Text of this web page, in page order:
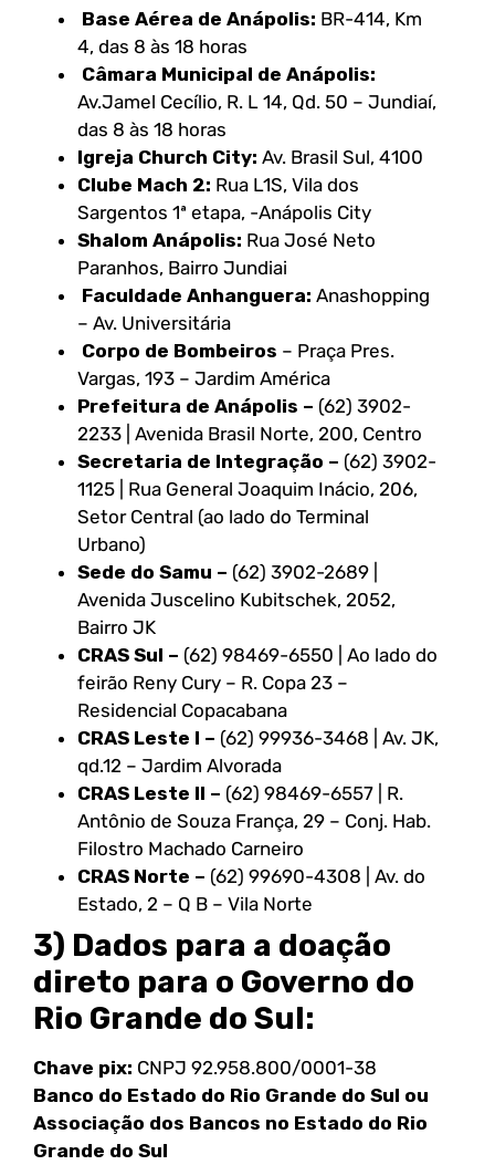
Base Aérea de Anápolis: BR-414, Km
4, das 8 às 18 horas
Câmara Municipal de Anápolis:
Av.Jamel Cecílio, R. L 14, Qd. 50 – Jundiaí,
das 8 às 18 horas
Igreja Church City: Av. Brasil Sul, 4100
Clube Mach 2: Rua L1S, Vila dos
Sargentos 1ª etapa, -Anápolis City
Shalom Anápolis: Rua José Neto
Paranhos, Bairro Jundiai
Faculdade Anhanguera: Anashopping
– Av. Universitária
Corpo de Bombeiros – Praça Pres.
Vargas, 193 – Jardim América
Prefeitura de Anápolis – (62) 3902-
2233 | Avenida Brasil Norte, 200, Centro
Secretaria de Integração – (62) 3902-
1125 | Rua General Joaquim Inácio, 206,
Setor Central (ao lado do Terminal
Urbano)
Sede do Samu – (62) 3902-2689 |
Avenida Juscelino Kubitschek, 2052,
Bairro JK
CRAS Sul – (62) 98469-6550 | Ao lado do
feirão Reny Cury – R. Copa 23 –
Residencial Copacabana
CRAS Leste I – (62) 99936-3468 | Av. JK,
qd.12 – Jardim Alvorada
CRAS Leste II – (62) 98469-6557 | R.
Antônio de Souza França, 29 – Conj. Hab.
Filostro Machado Carneiro
CRAS Norte – (62) 99690-4308 | Av. do
Estado, 2 – Q B – Vila Norte
3) Dados para a doação
direto para o Governo do
Rio Grande do Sul:
Chave pix: CNPJ 92.958.800/0001-38
Banco do Estado do Rio Grande do Sul ou
Associação dos Bancos no Estado do Rio
Grande do Sul